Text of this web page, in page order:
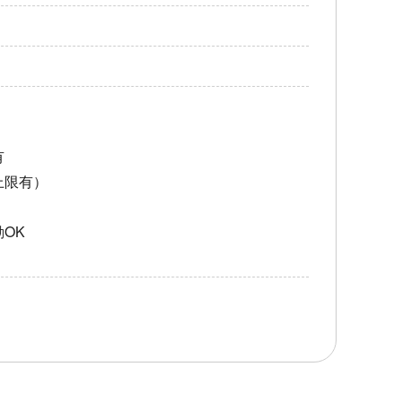
有）
OK